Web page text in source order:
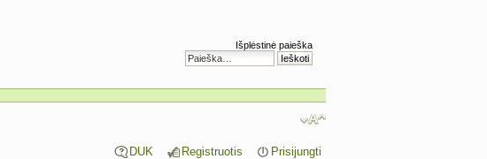
Išplėstinė paieška
DUK Registruotis Prisijungti